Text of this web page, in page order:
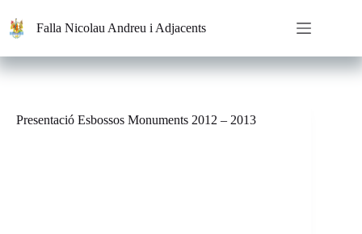
contenido
Falla Nicolau Andreu i Adjacents
Presentació Esbossos Monuments 2012 – 2013